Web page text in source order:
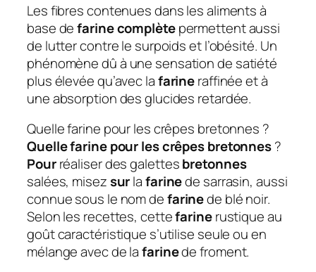
Les fibres contenues dans les aliments à
base defarine complètepermettent aussi
de lutter contre le surpoids et l’obésité. Un
phénomène dû à une sensation de satiété
plus élevée qu’avec lafarineraffinée et à
une absorption des glucides retardée.
Quelle farine pour les crêpes bretonnes ?
Quelle farine pour les crêpes bretonnes?
Pourréaliser des galettesbretonnes
salées, misezsurlafarinede sarrasin, aussi
connue sous le nom defarinede blé noir.
Selon les recettes, cettefarinerustique au
goût caractéristique s’utilise seule ou en
mélange avec de lafarinede froment.